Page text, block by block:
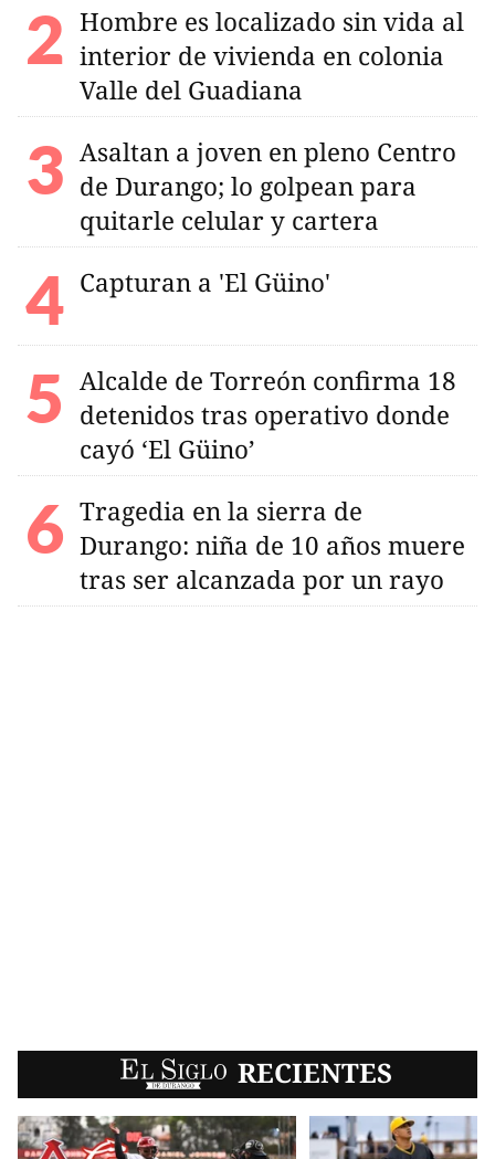
Hombre es localizado sin vida al
interior de vivienda en colonia
Valle del Guadiana
Asaltan a joven en pleno Centro
de Durango; lo golpean para
quitarle celular y cartera
Capturan a 'El Güino'
Alcalde de Torreón confirma 18
detenidos tras operativo donde
cayó ‘El Güino’
Tragedia en la sierra de
Durango: niña de 10 años muere
tras ser alcanzada por un rayo
EL SIGLO RECIENTES